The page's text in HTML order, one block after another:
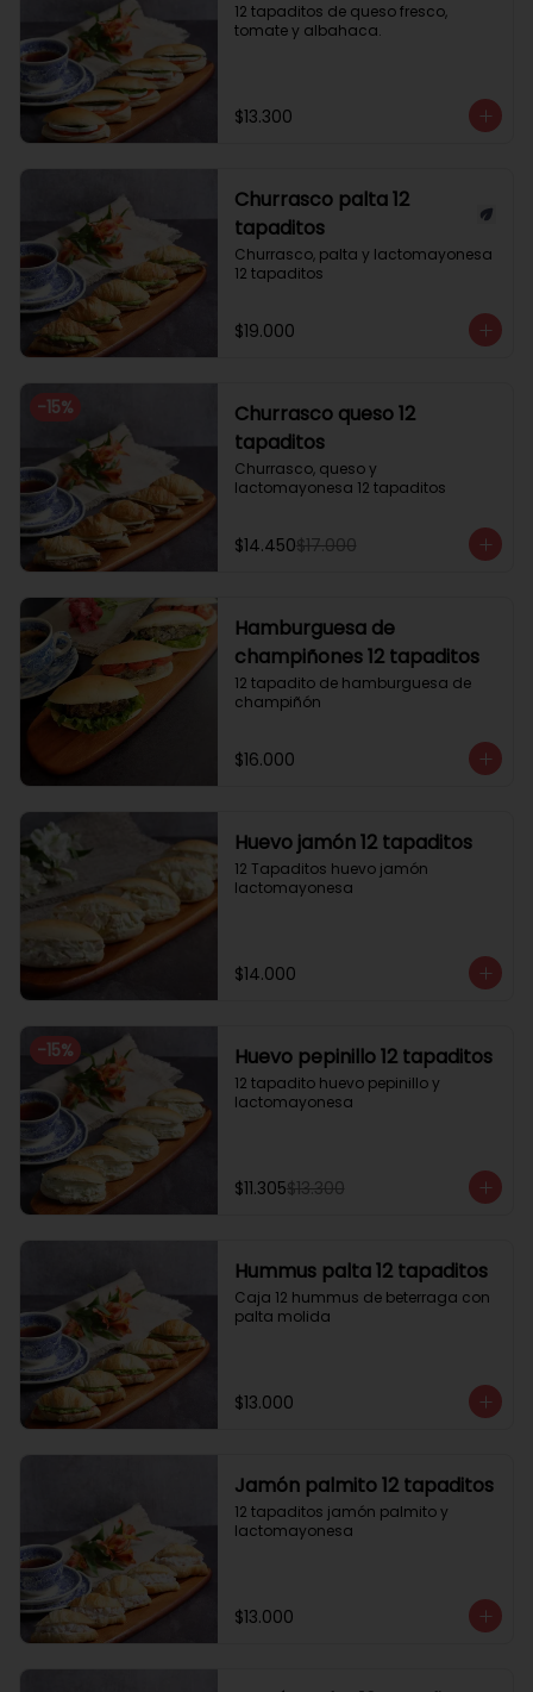
12 tapaditos de queso fresco,
tomate y albahaca.
$13.300
Churrasco palta 12
tapaditos
Churrasco, palta y lactomayonesa
12 tapaditos
$19.000
-15%
Churrasco queso 12
tapaditos
Churrasco, queso y
lactomayonesa 12 tapaditos
$14.450$17.000
Hamburguesa de
champiñones 12 tapaditos
12 tapadito de hamburguesa de
champiñón
$16.000
Huevo jamón 12 tapaditos
12 Tapaditos huevo jamón
lactomayonesa
$14.000
-15% Huevo pepinillo 12 tapaditos
12 tapadito huevo pepinillo y
lactomayonesa
$11.305$13.300
Hummus palta 12 tapaditos
Caja 12 hummus de beterraga con
palta molida
$13.000
Jamón palmito 12 tapaditos
12 tapaditos jamón palmito y
lactomayonesa
$13.000